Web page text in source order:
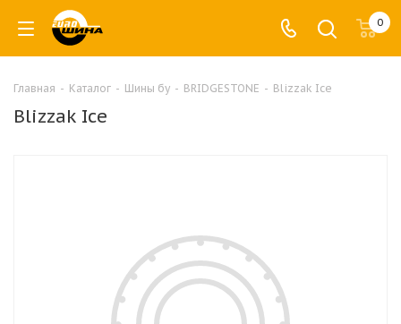
0
Главная - Каталог - Шины бу - BRIDGESTONE - Blizzak Ice
Blizzak Ice